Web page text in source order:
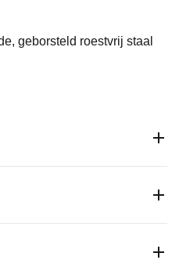
geborsteld roestvrij staal